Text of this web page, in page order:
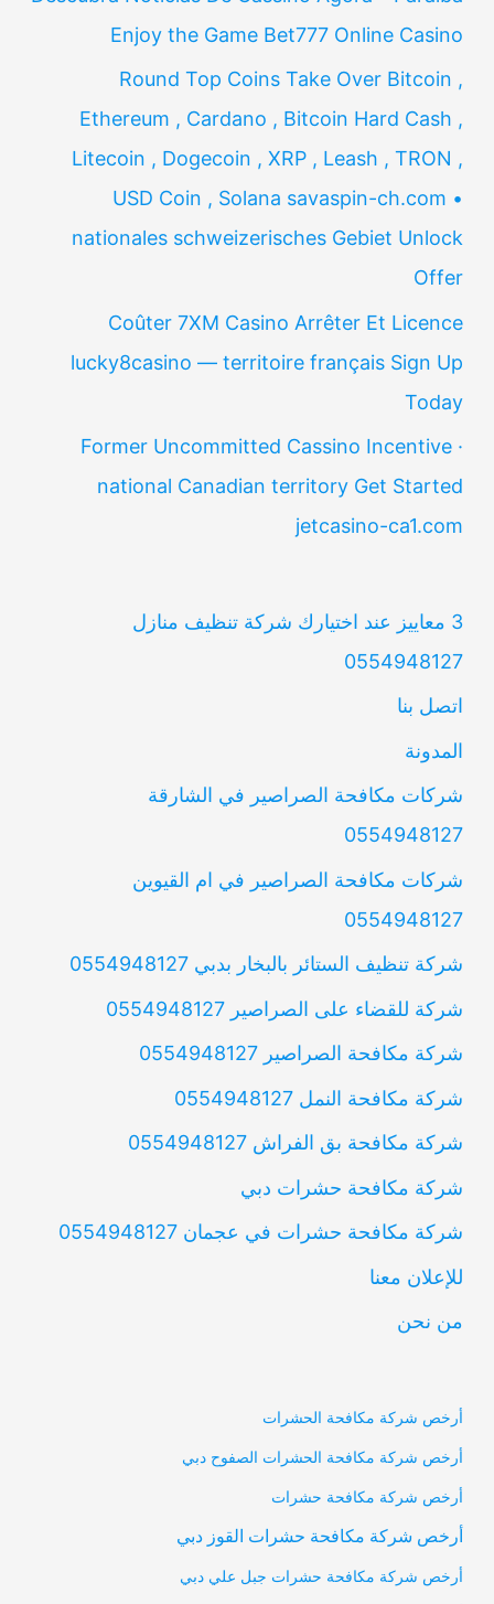
Enjoy the Game Bet777 Online Casino
Round Top Coins Take Over Bitcoin ,
Ethereum , Cardano , Bitcoin Hard Cash ,
Litecoin , Dogecoin , XRP , Leash , TRON ,
USD Coin , Solana savaspin-ch.com •
nationales schweizerisches Gebiet Unlock
Offer
Coûter 7XM Casino Arrêter Et Licence
lucky8casino — territoire français Sign Up
Today
Former Uncommitted Cassino Incentive ·
national Canadian territory Get Started
jetcasino-ca1.com
3 معاييز عند اختيارك شركة تنظيف منازل
0554948127
اتصل بنا
المدونة
شركات مكافحة الصراصير في الشارقة
0554948127
شركات مكافحة الصراصير في ام القيوين
0554948127
شركة تنظيف الستائر بالبخار بدبي 0554948127
شركة للقضاء على الصراصير 0554948127
شركة مكافحة الصراصير 0554948127
شركة مكافحة النمل 0554948127
شركة مكافحة بق الفراش 0554948127
شركة مكافحة حشرات دبي
شركة مكافحة حشرات في عجمان 0554948127
للإعلان معنا
من نحن
أرخص شركة مكافحة الحشرات
أرخص شركة مكافحة الحشرات الصفوح دبي
أرخص شركة مكافحة حشرات
أرخص شركة مكافحة حشرات القوز دبي
أرخص شركة مكافحة حشرات جبل علي دبي